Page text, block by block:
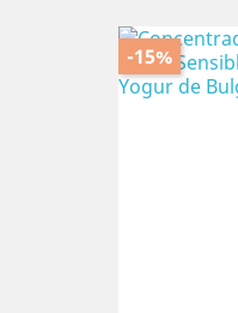
-15%